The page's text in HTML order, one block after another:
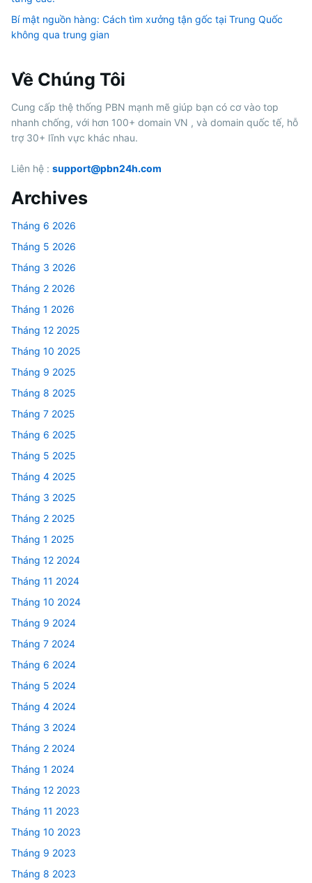
Bí mật nguồn hàng: Cách tìm xưởng tận gốc tại Trung Quốc
không qua trung gian
Về Chúng Tôi
Cung cấp thệ thống PBN mạnh mẽ giúp bạn có cơ vào top
nhanh chống, với hơn 100+ domain VN , và domain quốc tế, hỗ
trợ 30+ lĩnh vực khác nhau.
Liên hệ : support@pbn24h.com
Archives
Tháng 6 2026
Tháng 5 2026
Tháng 3 2026
Tháng 2 2026
Tháng 1 2026
Tháng 12 2025
Tháng 10 2025
Tháng 9 2025
Tháng 8 2025
Tháng 7 2025
Tháng 6 2025
Tháng 5 2025
Tháng 4 2025
Tháng 3 2025
Tháng 2 2025
Tháng 1 2025
Tháng 12 2024
Tháng 11 2024
Tháng 10 2024
Tháng 9 2024
Tháng 7 2024
Tháng 6 2024
Tháng 5 2024
Tháng 4 2024
Tháng 3 2024
Tháng 2 2024
Tháng 1 2024
Tháng 12 2023
Tháng 11 2023
Tháng 10 2023
Tháng 9 2023
Tháng 8 2023